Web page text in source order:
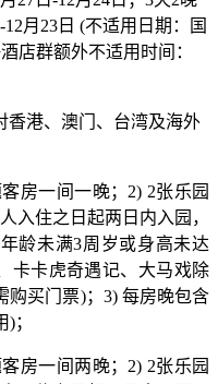
-12月 23 日 (不适用日期：国
店群额外不适用时间：
香港、澳门、台湾及海外
房一间一晚； 2) 2张乐园
入住之日起两日内入园，
龄未满3周岁或身高未达
卡卡虎奇遇记、大马戏除
购买门票)； 3) 每房晚包含
)；
房一间两晚； 2) 2张乐园